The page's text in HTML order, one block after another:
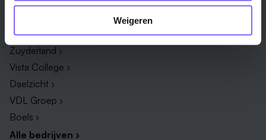
Weigeren
Zuyderland ›
Vista College ›
Daelzicht ›
VDL Groep ›
Boels ›
Alle bedrijven ›